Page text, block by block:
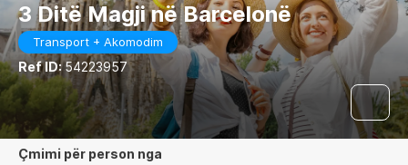
3 Ditë Magji në Barcelonë
Transport + Akomodim
Ref ID:54223957
çmimi për person nga